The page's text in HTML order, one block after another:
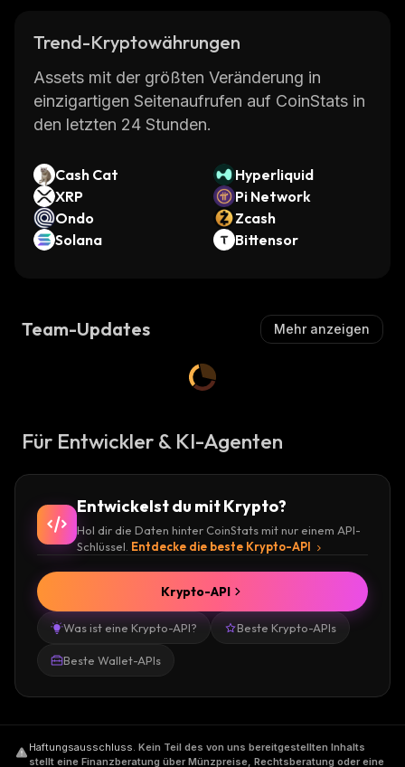
Trend-Kryptowährungen
Assets mit der größten Veränderung in
einzigartigen Seitenaufrufen auf CoinStats in
den letzten 24 Stunden.
Cash Cat
Hyperliquid
XRP
Pi Network
Ondo
Zcash
Solana
Bittensor
Team-Updates Mehr anzeigen
Für Entwickler & KI-Agenten
Entwickelst du mit Krypto?
Hol dir die Daten hinter CoinStats mit nur einem API-
Schlüssel. Entdecke die beste Krypto-API
Was ist eine Krypto-API? Beste Krypto-APIs
Beste Wallet-APIs
Krypto-API
Haftungsausschluss. Kein Teil des von uns bereitgestellten Inhalts
stellt eine Finanzberatung über Münzpreise, Rechtsberatung oder eine